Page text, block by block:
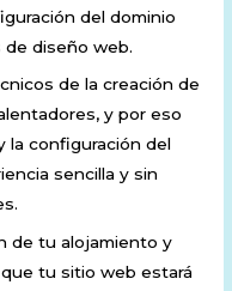
del dominio
diseño web.
de la creación de
y por eso
la configuración del
sencilla y sin
de tu alojamiento y
tu sitio web estará